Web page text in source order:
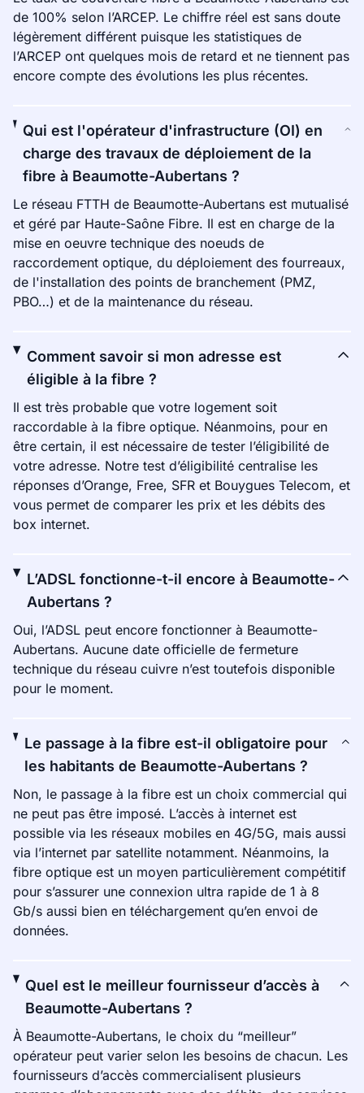
de 100% selon l’ARCEP. Le chiffre réel est sans doute
légèrement différent puisque les statistiques de
l’ARCEP ont quelques mois de retard et ne tiennent pas
encore compte des évolutions les plus récentes.
Qui est l'opérateur d'infrastructure (OI) en
charge des travaux de déploiement de la
fibre à Beaumotte-Aubertans ?
Le réseau FTTH de Beaumotte-Aubertans est mutualisé
et géré par Haute-Saône Fibre. Il est en charge de la
mise en oeuvre technique des noeuds de
raccordement optique, du déploiement des fourreaux,
de l'installation des points de branchement (PMZ,
PBO…) et de la maintenance du réseau.
Comment savoir si mon adresse est
éligible à la fibre ?
Il est très probable que votre logement soit
raccordable à la fibre optique. Néanmoins, pour en
être certain, il est nécessaire de tester l’éligibilité de
votre adresse. Notre test d’éligibilité centralise les
réponses d’Orange, Free, SFR et Bouygues Telecom, et
vous permet de comparer les prix et les débits des
box internet.
L’ADSL fonctionne-t-il encore à Beaumotte-
Aubertans ?
Oui, l’ADSL peut encore fonctionner à Beaumotte-
Aubertans. Aucune date officielle de fermeture
technique du réseau cuivre n’est toutefois disponible
pour le moment.
Le passage à la fibre est-il obligatoire pour
les habitants de Beaumotte-Aubertans ?
Non, le passage à la fibre est un choix commercial qui
ne peut pas être imposé. L’accès à internet est
possible via les réseaux mobiles en 4G/5G, mais aussi
via l’internet par satellite notamment. Néanmoins, la
fibre optique est un moyen particulièrement compétitif
pour s’assurer une connexion ultra rapide de 1 à 8
Gb/s aussi bien en téléchargement qu’en envoi de
données.
Quel est le meilleur fournisseur d’accès à
Beaumotte-Aubertans ?
À Beaumotte-Aubertans, le choix du “meilleur”
opérateur peut varier selon les besoins de chacun. Les
fournisseurs d’accès commercialisent plusieurs